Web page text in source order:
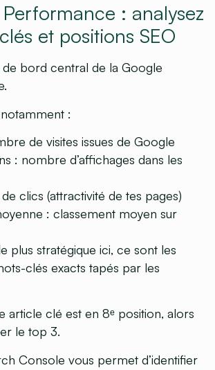
: analysez
et positions SEO
de bord central de la Google
:
de visites issues de Google
: nombre d’affichages dans les
de clics (attractivité de tes pages)
: classement moyen sur
plus stratégique ici, ce sont les
clés exacts tapés par les
article clé est en 8ᵉ position, alors
le top 3.
Console vous permet d’identifier